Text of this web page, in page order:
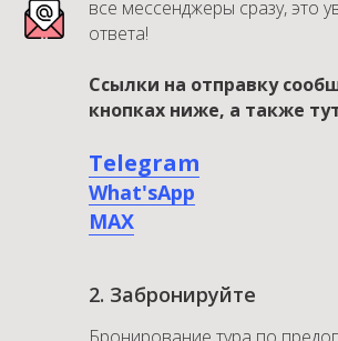
все мессенджеры сразу, это
ответа!
Ссылки на отправку
кнопках ниже, а также
Telegram
What'sApp
MAX
2. Забронируйте